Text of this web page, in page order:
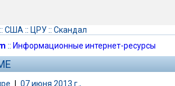
:: США :: ЦРУ:: Скандал
:: Информационные интернет-ресурсы
| 07 июня 2013 г.,